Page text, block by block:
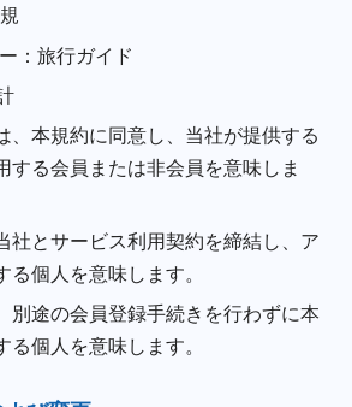
：旅行ガイド
、本規約に同意し、当社が提供する
する会員または非会員を意味しま
社とサービス利用契約を締結し、ア
個人を意味します。
別途の会員登録手続きを行わずに本
個人を意味します。